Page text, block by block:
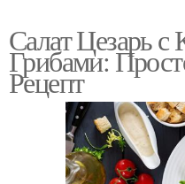
Салат Цезарь с
Грибами:
Рецепт